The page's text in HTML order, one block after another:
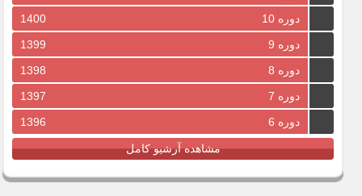
دوره 10
1400
دوره 9
1399
دوره 8
1398
دوره 7
1397
دوره 6
1396
مشاهده آرشیو کامل